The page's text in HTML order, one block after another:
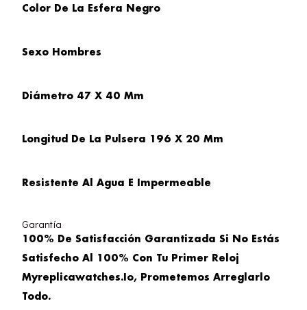
Color De La Esfera Negro
Sexo Hombres
Diámetro 47 X 40 Mm
Longitud De La Pulsera 196 X 20 Mm
Resistente Al Agua E Impermeable
Garantía
100% De Satisfacción Garantizada Si No Estás
Satisfecho Al 100% Con Tu Primer Reloj
Myreplicawatches.io, Prometemos Arreglarlo
Todo.